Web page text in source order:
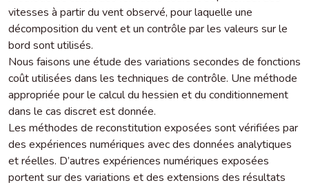
vitesses à partir du vent observé, pour laquelle une
décomposition du vent et un contrôle par les valeurs sur le
bord sont utilisés.
Nous faisons une étude des variations secondes de fonctions
coût utilisées dans les techniques de contrôle. Une méthode
appropriée pour le calcul du hessien et du conditionnement
dans le cas discret est donnée.
Les méthodes de reconstitution exposées sont vérifiées par
des expériences numériques avec des données analytiques
et réelles. D’autres expériences numériques exposées
portent sur des variations et des extensions des résultats